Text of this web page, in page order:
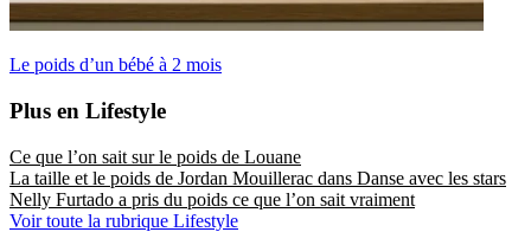
Le poids d’un bébé à 2 mois
Plus en Lifestyle
Ce que l’on sait sur le poids de Louane
La taille et le poids de Jordan Mouillerac dans Danse avec les stars
Nelly Furtado a pris du poids ce que l’on sait vraiment
Voir toute la rubrique Lifestyle